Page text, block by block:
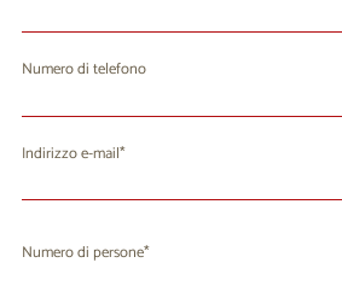
Numero di telefono
Indirizzo e-mail
Numero di persone